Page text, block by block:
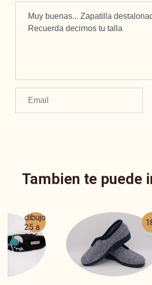
Tambien te puede
dibujo
25 a
30€